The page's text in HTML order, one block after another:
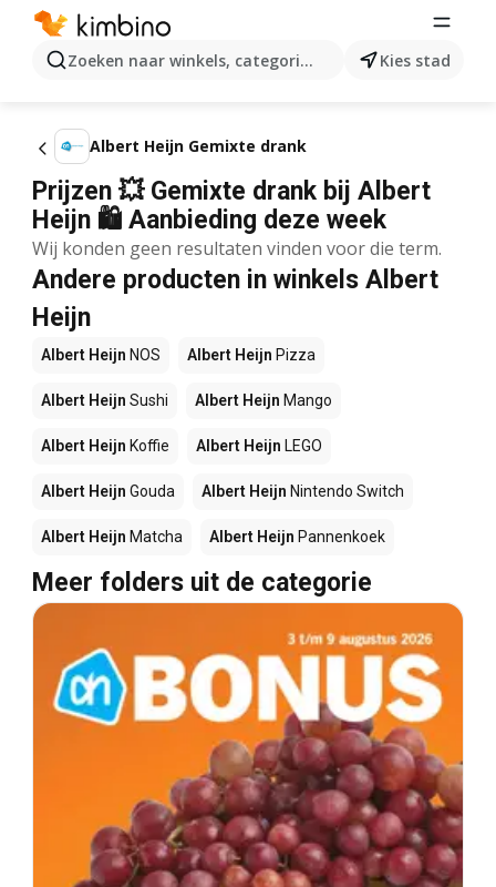
Zoeken naar winkels, categorieën, producten...
Kies stad
Albert Heijn Gemixte drank
Prijzen 💥 Gemixte drank bij Albert
Heijn 🛍️ Aanbieding deze week
Wij konden geen resultaten vinden voor die term.
Andere producten in winkels Albert
Heijn
Albert Heijn NOS Albert Heijn Pizza
Albert Heijn Sushi Albert Heijn Mango
Albert Heijn Koffie Albert Heijn LEGO
Albert Heijn Gouda Albert Heijn Nintendo Switch
Albert Heijn Matcha Albert Heijn Pannenkoek
Meer folders uit de categorie